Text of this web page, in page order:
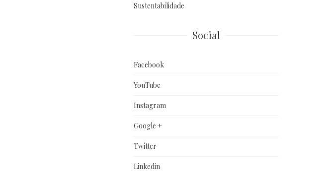
Sustentabilidade
Social
Facebook
YouTube
Instagram
Google +
Twitter
Linkedin